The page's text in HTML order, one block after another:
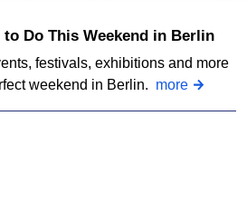
to Do This Weekend in Berlin
festivals, exhibitions and more
weekend in Berlin. more